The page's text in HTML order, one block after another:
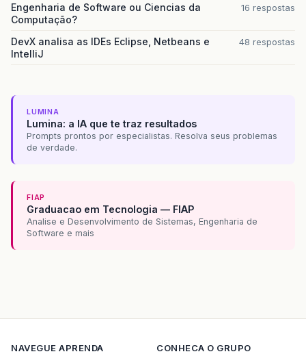
Engenharia de Software ou Ciencias da
Computação?
16 respostas
DevX analisa as IDEs Eclipse, Netbeans e
IntelliJ
48 respostas
LUMINA
Lumina: a IA que te traz resultados
Prompts prontos por especialistas. Resolva seus problemas
de verdade.
FIAP
Graduacao em Tecnologia — FIAP
Analise e Desenvolvimento de Sistemas, Engenharia de
Software e mais
NAVEGUE APRENDA
CONHECA O GRUPO